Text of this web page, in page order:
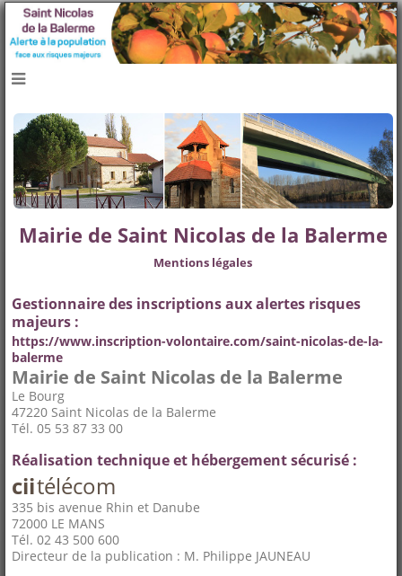
Mairie de Saint Nicolas de la Balerme
Mentions légales
Gestionnaire des inscriptions aux alertes risques
majeurs :
https://www.inscription-volontaire.com/saint-nicolas-de-la-
balerme
Mairie de Saint Nicolas de la Balerme
Le Bourg
47220 Saint Nicolas de la Balerme
Tél. 05 53 87 33 00
Réalisation technique et hébergement sécurisé :
ciitélécom
335 bis avenue Rhin et Danube
72000 LE MANS
Tél. 02 43 500 600
Directeur de la publication : M. Philippe JAUNEAU